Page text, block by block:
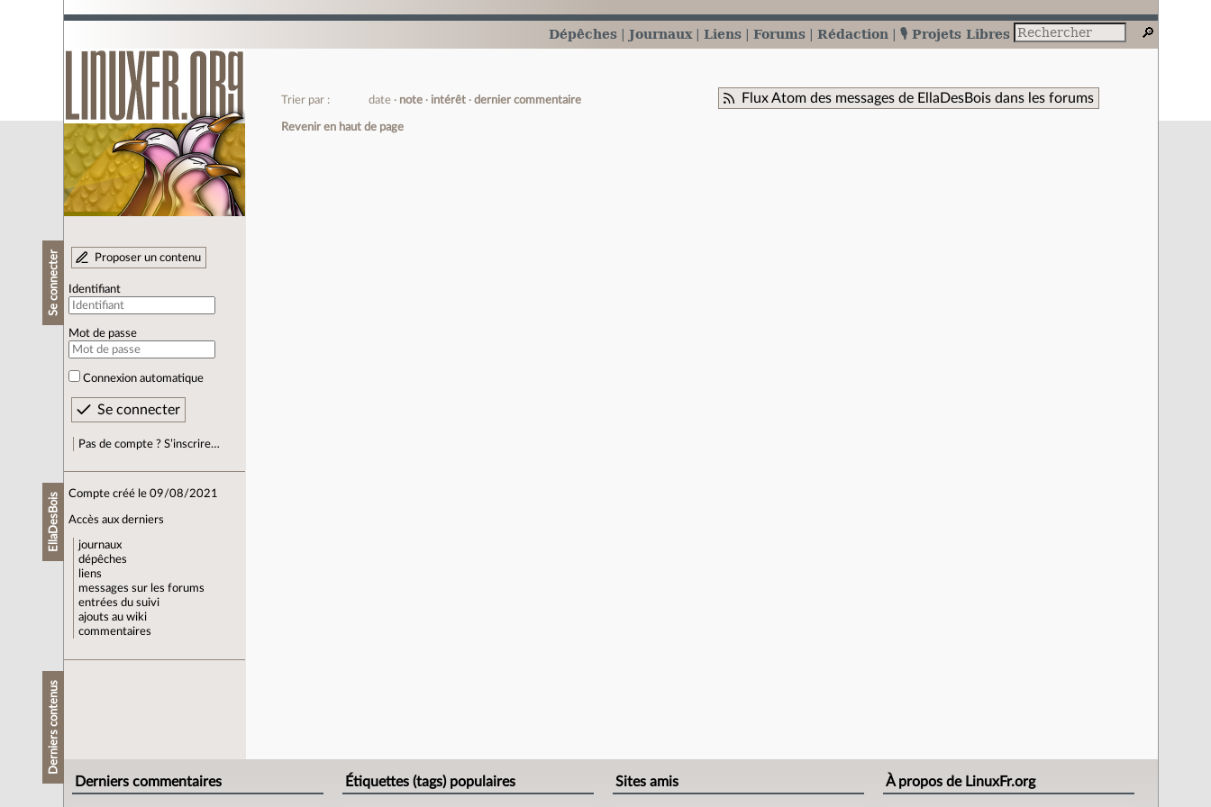
Dépêches Journaux Liens Forums Rédaction 🎙️ Projets Libres
Se connecter Proposer un contenu
Identifiant
Mot de passe
Connexion automatique
Pas de compte ? S’inscrire…
EllaDesBois Compte créé le 09/08/2021
Accès aux derniers
journaux
dépêches
liens
messages sur les forums
entrées du suivi
ajouts au wiki
commentaires
Derniers contenus
Flux Atom des messages de EllaDesBois dans les forums
Trier par : date note intérêt dernier commentaire
Revenir en haut de page
Derniers commentaires Étiquettes (tags) populaires Sites amis À propos de LinuxFr.org